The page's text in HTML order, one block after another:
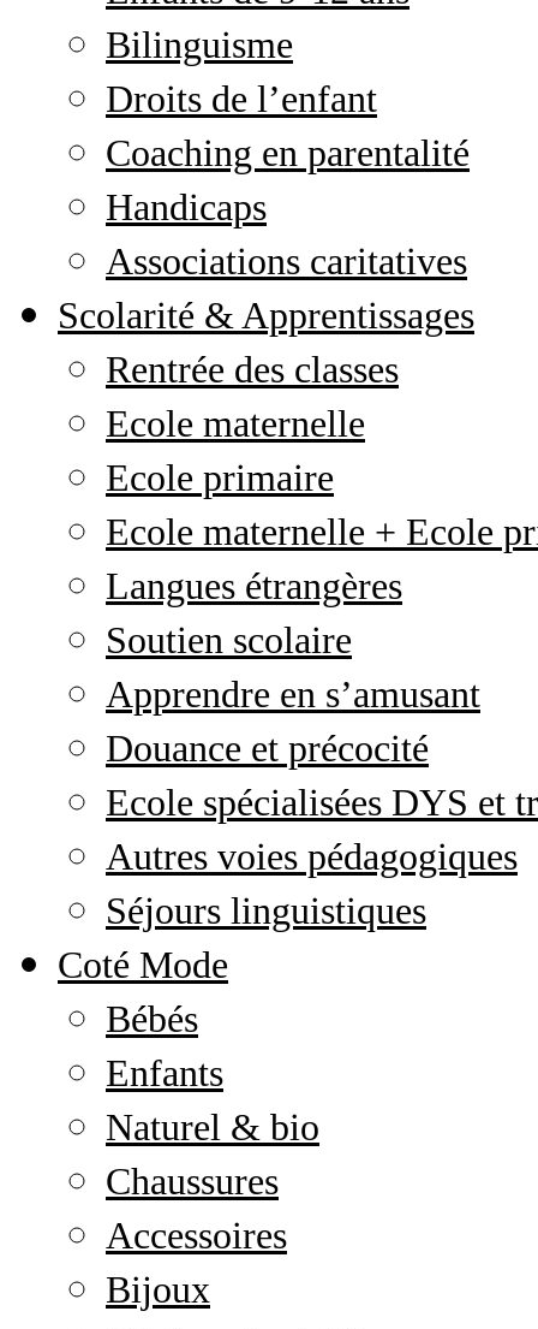
Bilinguisme
Droits de l’enfant
Coaching en parentalité
Handicaps
Associations caritatives
Scolarité & Apprentissages
Rentrée des classes
Ecole maternelle
Ecole primaire
Ecole maternelle + Ecole
Langues étrangères
Soutien scolaire
Apprendre en s’amusant
Douance et précocité
Ecole spécialisées DYS et
Autres voies pédagogiques
Séjours linguistiques
Coté Mode
Bébés
Enfants
Naturel & bio
Chaussures
Accessoires
Bijoux